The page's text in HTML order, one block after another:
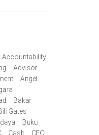
Accountability
Advisor
Angel
Bakar
Gates
Buku
Cash
CEO